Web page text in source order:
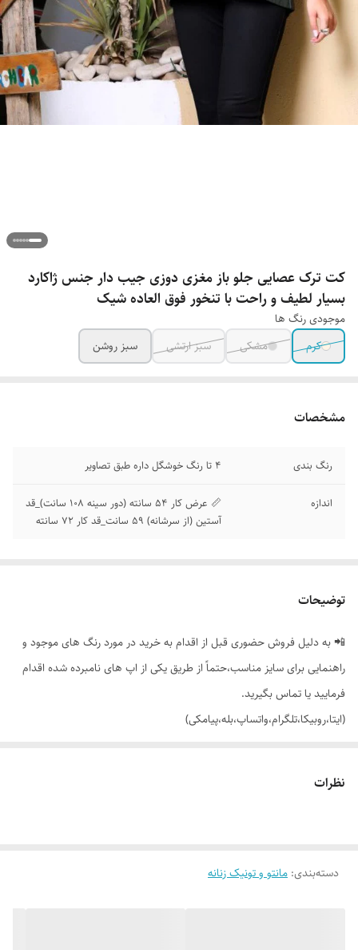
کت ترک عصایی جلو باز مغزی دوزی جیب دار جنس ژاکارد
بسیار لطیف و راحت با تنخور فوق العاده شیک
موجودی رنگ ها
کرم
مشکی سبز ارتشی سبز روشن
مشخصات
رنگ بندی 4 تا رنگ خوشگل داره طبق تصاویر
اندازه
📏 عرض کار 54 سانته (دور سینه 108 سانت)_قد
آستین (از سرشانه) 59 سانت_قد کار 72 سانته
توضیحات
📲 به دلیل فروش حضوری قبل از اقدام به خرید در مورد رنگ های موجود و
راهنمایی برای سایز مناسب،حتماً از طریق یکی از اپ های نامبرده شده اقدام
فرمایید یا تماس بگیرید.
(ایتا،روبیکا،تلگرام،واتساپ،بله،پیامکی)
🎨 رنگ بندیش: 4 تا رنگ خوشگل داره طبق تصاویر (یه مقدار تفاوت رنگ
نظرات
دسته‌بندی: مانتو و تونیک زنانه